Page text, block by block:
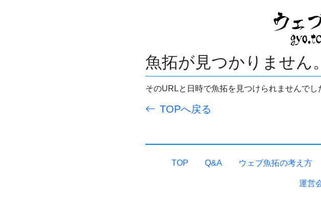
魚拓が見つかりません。
そのURLと日時で魚拓を見つけられませんでし
TOPへ戻る
TOP Q&A ウェブ魚拓の考え方
運営